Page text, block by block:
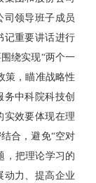
司领导班子成员
记重要讲话进行
绕实现“两个一
策，瞄准战略性
中科院科技创
实效要体现在理
合，避免“空对
，把理论学习的
动力、提高企业